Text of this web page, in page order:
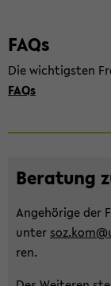
FAQs
Die wich­tigs­ten
FAQs
Be­ra­tung
An­ge­hö­ri­ge der
unter
ren.